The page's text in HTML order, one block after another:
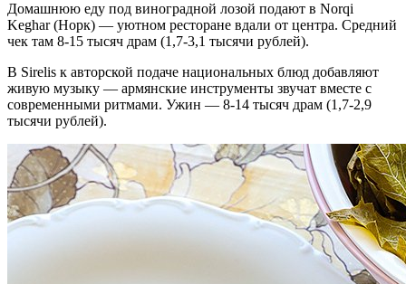
Домашнюю еду под виноградной лозой подают в Norqi
Keghar (Норк) — уютном ресторане вдали от центра. Средний
чек там 8-15 тысяч драм (1,7-3,1 тысячи рублей).
В Sirelis к авторской подаче национальных блюд добавляют
живую музыку — армянские инструменты звучат вместе с
современными ритмами. Ужин — 8-14 тысяч драм (1,7-2,9
тысячи рублей).